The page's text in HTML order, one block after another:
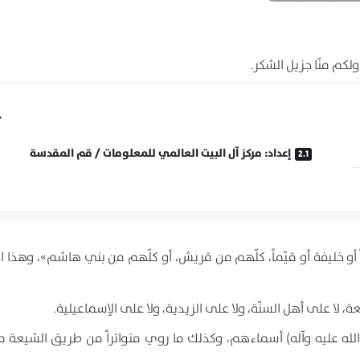
منّا جزيل الشكر.
إعداد: مركز آل البيت العالمي للمعلومات / قم المقدسة
أو خليفة أو قيّماً، كلّهم من قريش، أو كلّهم من بني هاشم»، وهذا
لا على أهل السنّة، ولا على الزيدية، ولا على الإسماعيلية.
عليه وآله) أسماءهم، وكذلك ما روي متواتراً من طريق